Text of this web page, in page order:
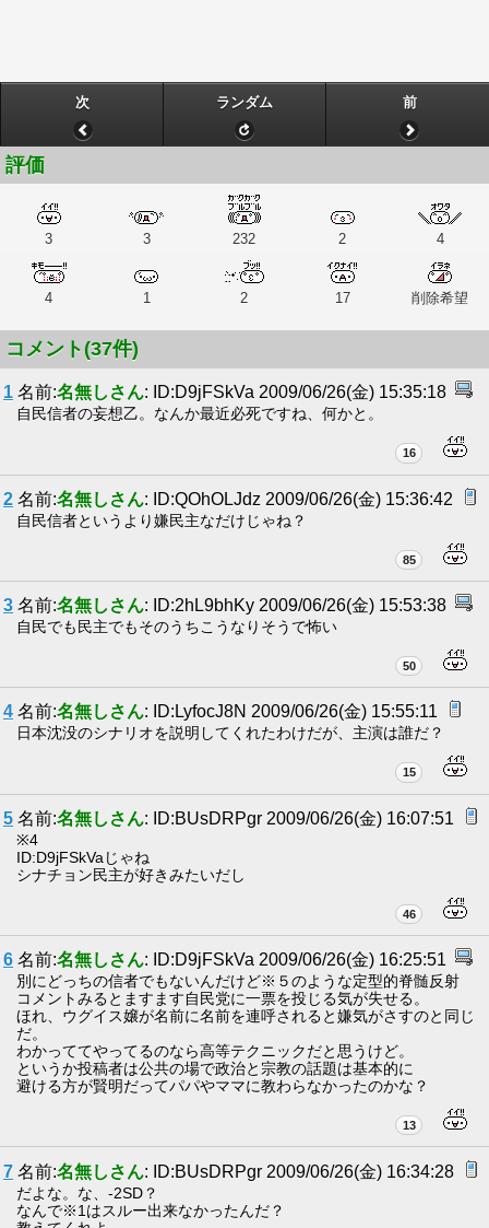
次 ランダム 前
評価
3 3 232 2 4
4 1 2 17 削除希望
コメント(37件)
1 名前:名無しさん: ID:D9jFSkVa 2009/06/26(金) 15:35:18
自民信者の妄想乙。なんか最近必死ですね、何かと。
16
2 名前:名無しさん: ID:QOhOLJdz 2009/06/26(金) 15:36:42
自民信者というより嫌民主なだけじゃね？
85
3 名前:名無しさん: ID:2hL9bhKy 2009/06/26(金) 15:53:38
自民でも民主でもそのうちこうなりそうで怖い
50
4 名前:名無しさん: ID:LyfocJ8N 2009/06/26(金) 15:55:11
日本沈没のシナリオを説明してくれたわけだが、主演は誰だ？
15
5 名前:名無しさん: ID:BUsDRPgr 2009/06/26(金) 16:07:51
※4
ID:D9jFSkVaじゃね
シナチョン民主が好きみたいだし
46
6 名前:名無しさん: ID:D9jFSkVa 2009/06/26(金) 16:25:51
別にどっちの信者でもないんだけど※５のような定型的脊髄反射
コメントみるとますます自民党に一票を投じる気が失せる。
ほれ、ウグイス嬢が名前に名前を連呼されると嫌気がさすのと同じ
だ。
わかっててやってるのなら高等テクニックだと思うけど。
というか投稿者は公共の場で政治と宗教の話題は基本的に
避ける方が賢明だってパパやママに教わらなかったのかな？
13
7 名前:名無しさん: ID:BUsDRPgr 2009/06/26(金) 16:34:28
だよな。な、-2SD？
なんで※1はスルー出来なかったんだ？